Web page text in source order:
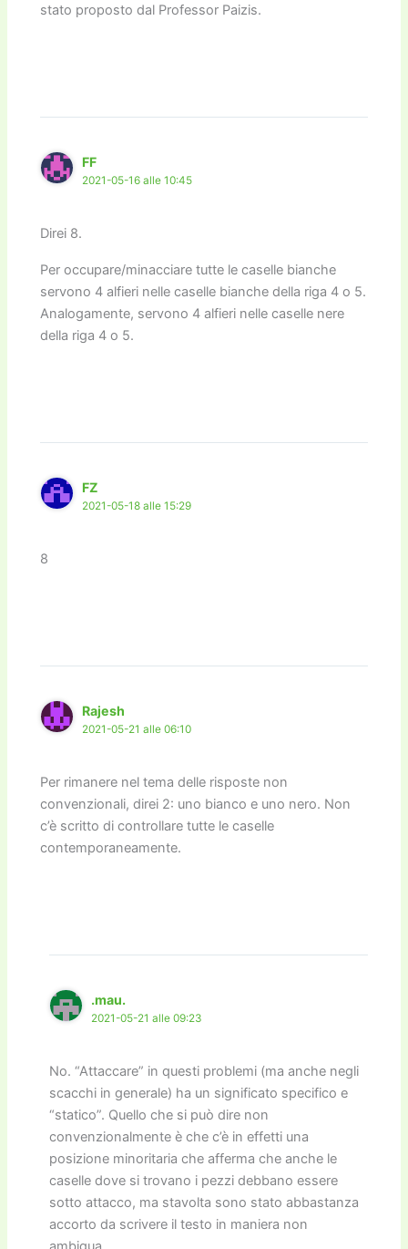
stato proposto dal Professor Paizis.
FF
2021-05-16 alle 10:45
Direi 8.
Per occupare/minacciare tutte le caselle bianche
servono 4 alfieri nelle caselle bianche della riga 4 o 5.
Analogamente, servono 4 alfieri nelle caselle nere
della riga 4 o 5.
FZ
2021-05-18 alle 15:29
8
Rajesh
2021-05-21 alle 06:10
Per rimanere nel tema delle risposte non
convenzionali, direi 2: uno bianco e uno nero. Non
c’è scritto di controllare tutte le caselle
contemporaneamente.
.mau.
2021-05-21 alle 09:23
No. “Attaccare” in questi problemi (ma anche negli
scacchi in generale) ha un significato specifico e
“statico”. Quello che si può dire non
convenzionalmente è che c’è in effetti una
posizione minoritaria che afferma che anche le
caselle dove si trovano i pezzi debbano essere
sotto attacco, ma stavolta sono stato abbastanza
accorto da scrivere il testo in maniera non